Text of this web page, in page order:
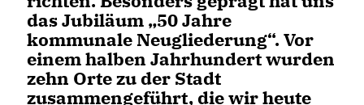
das Jubiläum „50 Jahre
kommunale Neugliederung“. Vor
einem halben Jahrhundert wurden
zehn Orte zu der Stadt
zusammengeführt, die wir heute